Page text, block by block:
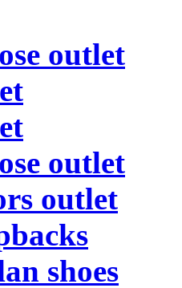
outlet
outlet
outlet
shoes